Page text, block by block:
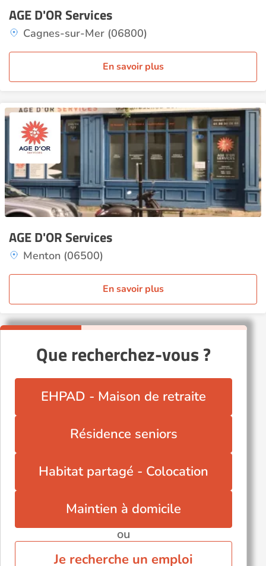
AGE D'OR Services
Cagnes-sur-Mer (06800)
En savoir plus
AGE D'OR Services
Menton (06500)
En savoir plus
Que recherchez-vous ?
EHPAD - Maison de retraite
Résidence seniors
Habitat partagé - Colocation
Maintien à domicile
ou
Je recherche un emploi